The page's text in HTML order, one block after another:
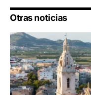
Otras noticias